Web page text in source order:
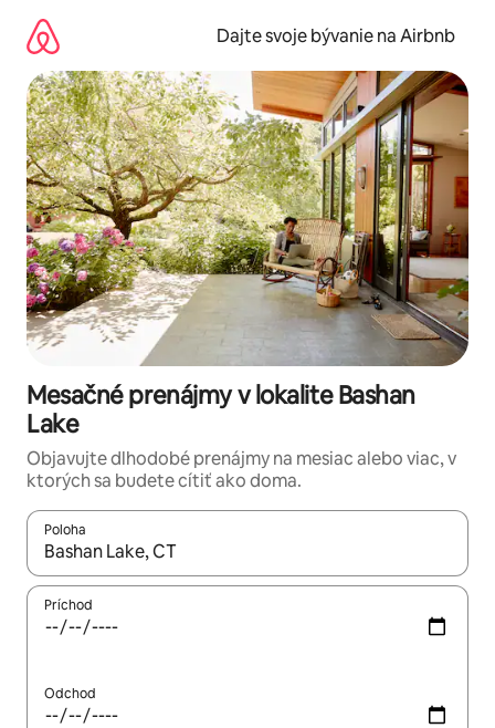
obsah.
Dajte svoje bývanie na Airbnb
Mesačné prenájmy v lokalite Bashan
Lake
Objavujte dlhodobé prenájmy na mesiac alebo viac, v
ktorých sa budete cítiť ako doma.
Poloha
Keď budú výsledky k dispozícii, môžete si ich prechádzať
Príchod
Odchod